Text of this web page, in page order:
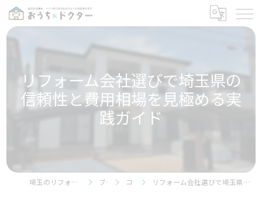
リフォーム会社選びで埼玉県の
信頼性と費用相場を見極める実
践ガイド
埼玉のリフォームならおうちドクター ブログ コラム リフォーム会社選びで埼玉県の信頼性と費用相場を見極める実践ガイド